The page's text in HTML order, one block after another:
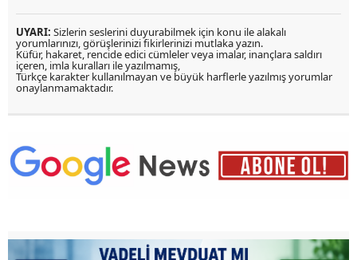
UYARI: Sizlerin seslerini duyurabilmek için konu ile alakalı
yorumlarınızı, görüşlerinizi fikirlerinizi mutlaka yazın.
Küfür, hakaret, rencide edici cümleler veya imalar, inançlara saldırı
içeren, imla kuralları ile yazılmamış,
Türkçe karakter kullanılmayan ve büyük harflerle yazılmış yorumlar
onaylanmamaktadır.